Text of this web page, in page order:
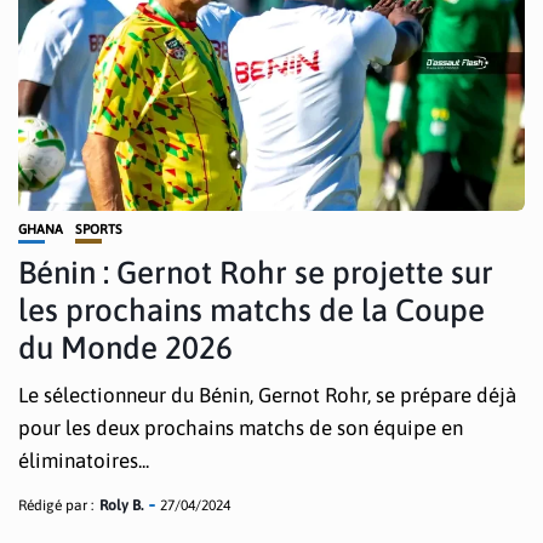
GHANA SPORTS
Bénin : Gernot Rohr se projette sur
les prochains matchs de la Coupe
du Monde 2026
Le sélectionneur du Bénin, Gernot Rohr, se prépare déjà
pour les deux prochains matchs de son équipe en
éliminatoires...
Rédigé par : Roly B. 27/04/2024